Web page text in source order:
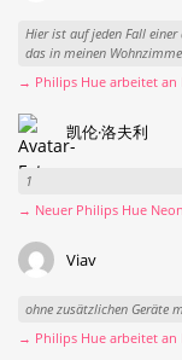
Hier ist auf jeden Fall
das in meinen
→ Philips Hue arbeitet an
凯伦·洛夫利
1
→ Neuer Philips Hue
Viav
ohne zusätzlichen Geräte
→ Philips Hue arbeitet an